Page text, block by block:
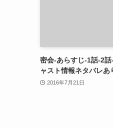
密会-あらすじ-1話-2話
ャスト情報ネタバレあ
2016年7月21日